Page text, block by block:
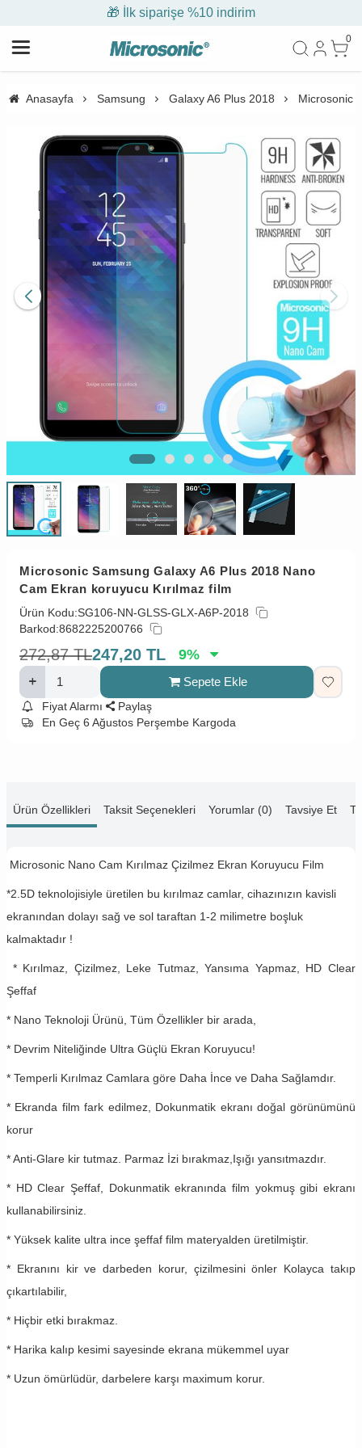
🎁 İlk siparişe %10 indirim
0
Anasayfa Samsung Galaxy A6 Plus 2018 Microsonic
Microsonic Samsung Galaxy A6 Plus 2018 Nano
Cam Ekran koruyucu Kırılmaz film
Ürün Kodu:SG106-NN-GLSS-GLX-A6P-2018
Barkod:8682225200766
272,87 TL247,20 TL 9%
Sepete Ekle
Fiyat Alarmı
Paylaş
En Geç 6 Ağustos Perşembe Kargoda
Ürün Özellikleri Taksit Seçenekleri Yorumlar (0) Tavsiye Et
Microsonic Nano Cam Kırılmaz Çizilmez Ekran Koruyucu Film
*2.5D teknolojisiyle üretilen bu kırılmaz camlar, cihazınızın kavisli
ekranından dolayı sağ ve sol taraftan 1-2 milimetre boşluk
kalmaktadır !
* Kırılmaz, Çizilmez, Leke Tutmaz, Yansıma Yapmaz, HD Clear
Şeffaf
* Nano Teknoloji Ürünü, Tüm Özellikler bir arada,
* Devrim Niteliğinde Ultra Güçlü Ekran Koruyucu!
* Temperli Kırılmaz Camlara göre Daha İnce ve Daha Sağlamdır.
* Ekranda film fark edilmez, Dokunmatik ekranı doğal görünümünü
korur
* Anti-Glare kir tutmaz. Parmaz İzi bırakmaz,Işığı yansıtmazdır.
* HD Clear Şeffaf, Dokunmatik ekranında film yokmuş gibi ekranı
kullanabilirsiniz.
* Yüksek kalite ultra ince şeffaf film materyalden üretilmiştir.
* Ekranını kir ve darbeden korur, çizilmesini önler Kolayca takıp
çıkartılabilir,
* Hiçbir etki bırakmaz.
* Harika kalıp kesimi sayesinde ekrana mükemmel uyar
* Uzun ömürlüdür, darbelere karşı maximum korur.